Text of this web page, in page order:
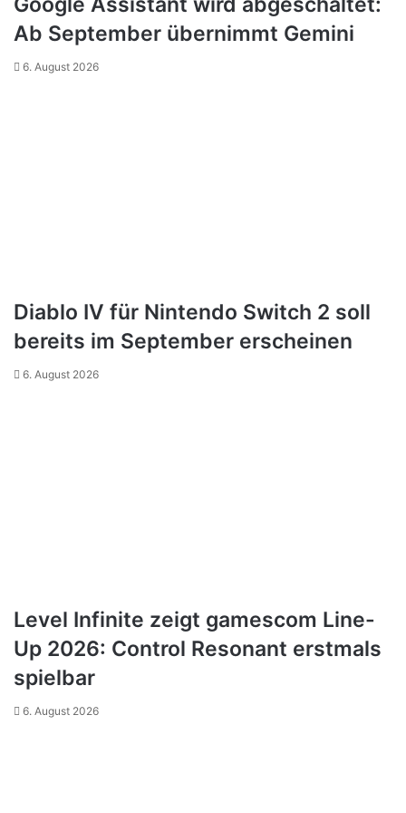
Ab September übernimmt Gemini
6. August 2026
Diablo IV für Nintendo Switch 2 soll
bereits im September erscheinen
6. August 2026
Level Infinite zeigt gamescom Line-
Up 2026: Control Resonant erstmals
spielbar
6. August 2026